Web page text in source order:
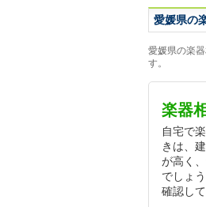
愛媛県の
愛媛県の楽
す。
楽器
自宅で
きは、
が高く
でしょ
確認し